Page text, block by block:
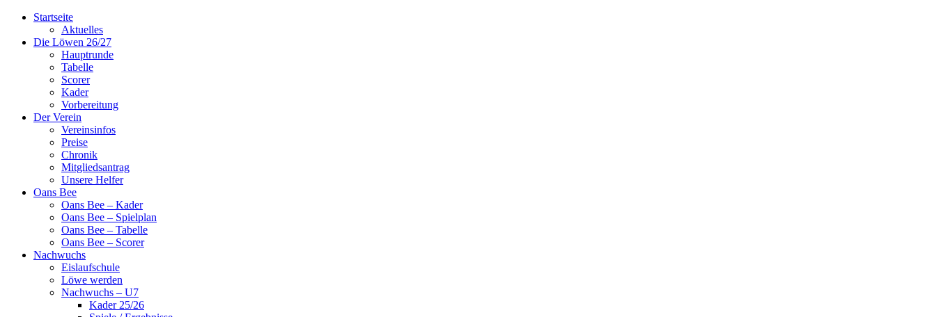
Startseite
Aktuelles
Die Löwen 26/27
Hauptrunde
Tabelle
Scorer
Kader
Vorbereitung
Der Verein
Vereinsinfos
Preise
Chronik
Mitgliedsantrag
Unsere Helfer
Oans Bee
Oans Bee – Kader
Oans Bee – Spielplan
Oans Bee – Tabelle
Oans Bee – Scorer
Nachwuchs
Eislaufschule
Löwe werden
Nachwuchs – U7
Kader 25/26